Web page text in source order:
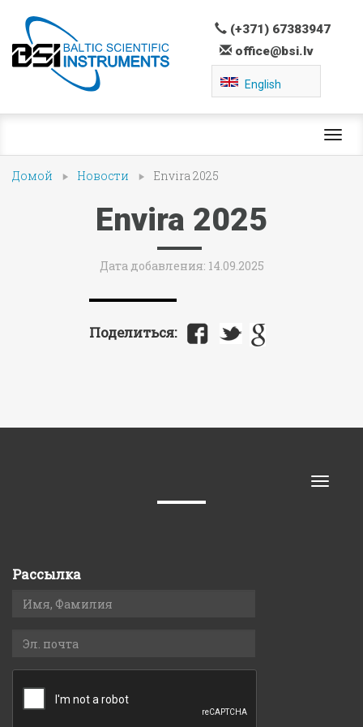
(+371) 67383947
office@bsi.lv
English
Домой Новости Envira 2025
Envira 2025
Дата добавления: 14.09.2025
Поделиться:
Toggle
Рассылка